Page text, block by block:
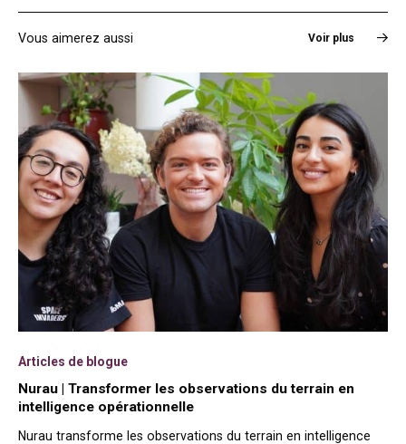
Vous aimerez aussi Voir plus
Articles de blogue
Nurau | Transformer les observations du terrain en
intelligence opérationnelle
Nurau transforme les observations du terrain en intelligence